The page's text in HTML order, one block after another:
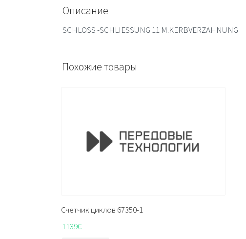
Описание
SCHLOSS -SCHLIESSUNG 11 M.KERBVERZAHNUNG
Похожие товары
Счетчик циклов 67350-1
1139€